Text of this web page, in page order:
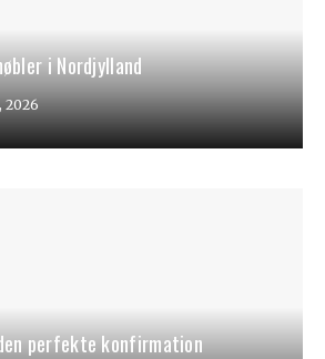
i Nordjylland
2026
perfekte konfirmation